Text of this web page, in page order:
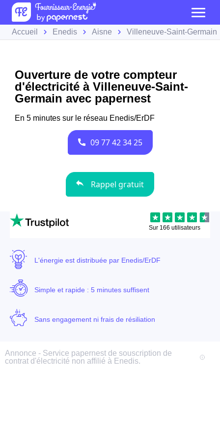
Accueil Enedis Aisne Villeneuve-Saint-Germain